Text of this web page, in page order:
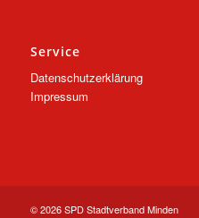
Service
Datenschutzerklärung
Impressum
© 2026 SPD Stadtverband Minden